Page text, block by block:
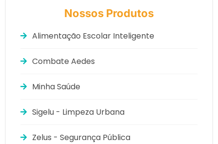
Nossos Produtos
Alimentação Escolar Inteligente
Combate Aedes
Minha Saúde
Sigelu - Limpeza Urbana
Zelus - Segurança Pública